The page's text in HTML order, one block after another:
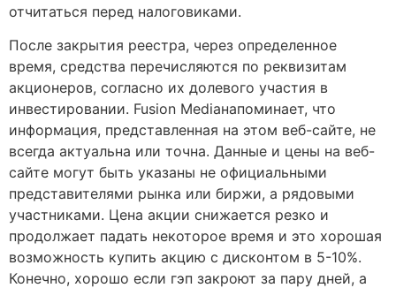
отчитаться перед налоговиками.
После закрытия реестра, через определенное
время, средства перечисляются по реквизитам
акционеров, согласно их долевого участия в
инвестировании. Fusion Mediaнапоминает, что
информация, представленная на этом веб-сайте, не
всегда актуальна или точна. Данные и цены на веб-
сайте могут быть указаны не официальными
представителями рынка или биржи, а рядовыми
участниками. Цена акции снижается резко и
продолжает падать некоторое время и это хорошая
возможность купить акцию с дисконтом в 5-10%.
Конечно, хорошо если гэп закроют за пару дней, а